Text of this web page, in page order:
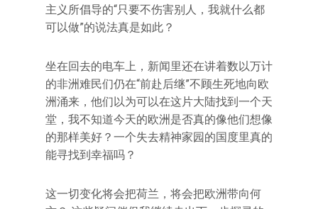
主义所倡导的“只要不伤害别人，我就什么都
可以做”的说法真是如此？
坐在回去的电车上，新闻里还在讲着数以万计
的非洲难民们仍在“前赴后继”不顾生死地向欧
洲涌来，他们以为可以在这片大陆找到一个天
堂，我不知道今天的欧洲是否真的像他们想像
的那样美好？一个失去精神家园的国度里真的
能寻找到幸福吗？
这一切变化将会把荷兰，将会把欧洲带向何